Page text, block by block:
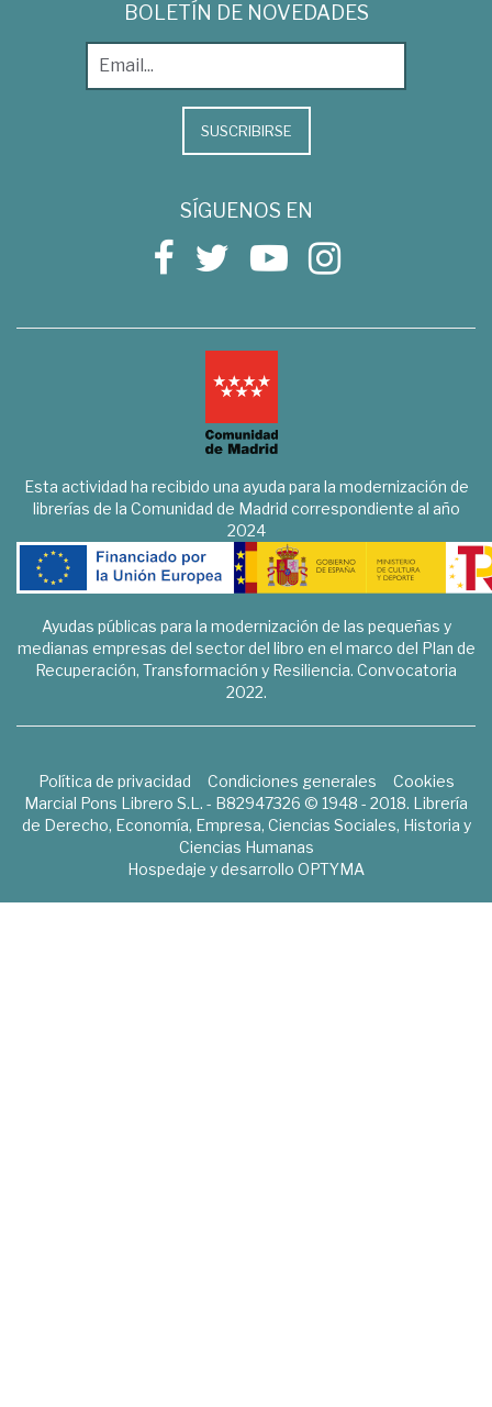
BOLETÍN DE NOVEDADES
SUSCRIBIRSE
SÍGUENOS EN
Esta actividad ha recibido una ayuda para la modernización de
librerías de la Comunidad de Madrid correspondiente al año
2024
Ayudas públicas para la modernización de las pequeñas y
medianas empresas del sector del libro en el marco del Plan de
Recuperación, Transformación y Resiliencia. Convocatoria
2022.
Política de privacidad Condiciones generales
Cookies
Marcial Pons Librero S.L. - B82947326 © 1948 - 2018. Librería
de Derecho, Economía, Empresa, Ciencias Sociales, Historia y
Ciencias Humanas
Hospedaje y desarrollo OPTYMA